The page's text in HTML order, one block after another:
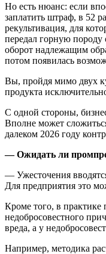
Но есть нюанс: если
заплатить штраф, в 52
рекультивация, для
передал горную породу
оборот надлежащим
потом появилась
Вы, пройдя мимо двух
продукта
С одной стороны,
Вполне может
далеком 2026 году
— Ожидать ли
— Ужесточения
Для предприятия это
Кроме того, в практике
недобросовестного
вреда, а у
Например, методика